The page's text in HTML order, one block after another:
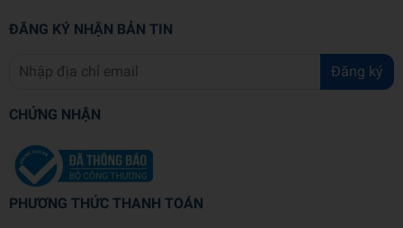
ĐĂNG KÝ NHẬN BẢN TIN
Đăng ký
CHỨNG NHẬN
PHƯƠNG THỨC THANH TOÁN